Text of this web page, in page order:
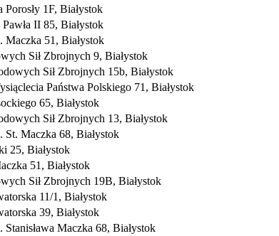
Porosły 1F, Białystok
Pawła II 85, Białystok
Maczka 51, Białystok
Sił Zbrojnych 9, Białystok
Sił Zbrojnych 15b, Białystok
Państwa Polskiego 71, Białystok
65, Białystok
Sił Zbrojnych 13, Białystok
St. Maczka 68, Białystok
25, Białystok
51, Białystok
Sił Zbrojnych 19B, Białystok
11/1, Białystok
39, Białystok
Stanisława Maczka 68, Białystok